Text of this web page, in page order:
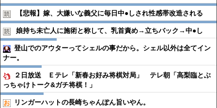
【悲報】嫁、大嫌いな義父に毎日中●︎しされ性感帯改造される
娘持ち未亡人に施術と称して、乳首責め→立ちバック→中●︎し
登山でのアウターってシェルの事だから。シェル以外は全てイン
ナー。
２日放送 Ｅテレ「新春お好み将棋対局」 テレ朝「高梨臨とぶ
っちゃけトーク&ガチ将棋！」
リンガーハットの長崎ちゃんぽん旨いやん。